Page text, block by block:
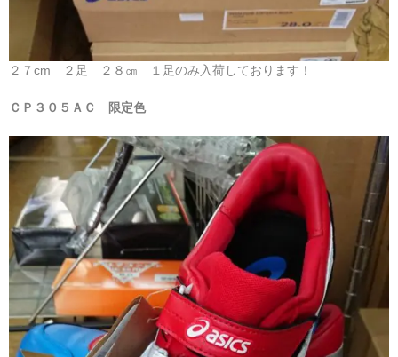
２７cm ２足 ２８㎝ １足のみ入荷しております！
ＣＰ３０５ＡＣ 限定色